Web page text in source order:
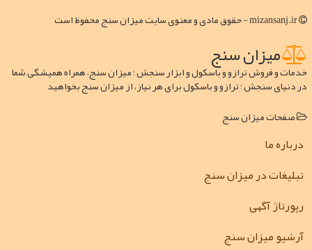
میزان سنج
خدمات و فروش ترازو و باسکول و ابزار سنجش ؛ میزان سنج، همراه همیشگی شما
در دنیای سنجش ؛ ترازو و باسکول برای هر نیاز، از میزان سنج بخواهید
صفحات میزان سنج
درباره ما
تبلیغات در میزان سنج
رپورتاژ آگهی
آرشیو میزان سنج